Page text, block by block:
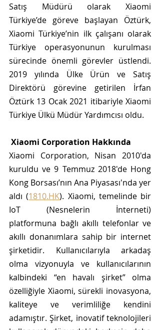
Satış Müdürü olarak Xiaomi
Türkiye’de göreve başlayan Öztürk,
Xiaomi Türkiye’nin ilk çalışanı olarak
Türkiye operasyonunun kurulması
sürecinde önemli görevler üstlendi.
2019 yılında Ülke Ürün ve Satış
Direktörü görevine getirilen İrfan
Öztürk 13 Ocak 2021 itibariyle Xiaomi
Türkiye Ülkü Müdür Yardımcısı oldu.
Xiaomi Corporation Hakkında
Xiaomi Corporation, Nisan 2010'da
kuruldu ve 9 Temmuz 2018'de Hong
Kong Borsası’nın Ana Piyasası'nda yer
aldı (1810.HK). Xiaomi, temelinde bir
IoT (Nesnelerin İnterneti)
platformuna bağlı akıllı telefonlar ve
akıllı donanımlara sahip bir internet
şirketidir. Kullanıcılarıyla arkadaş
olma vizyonuyla ve kullanıcılarının
kalbindeki “en havalı şirket” olma
özelliğiyle Xiaomi, sürekli inovasyona,
kaliteye ve verimliliğe kendini
adamıştır. Şirket, inovatif teknolojileri